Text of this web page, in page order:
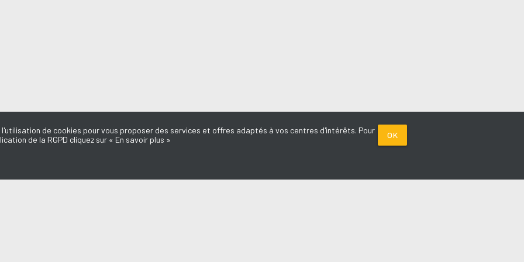
de cookies pour vous proposer des services et offres adaptés à vos centres d'intérêts. Pour
de la RGPD cliquez sur « En savoir plus »
OK